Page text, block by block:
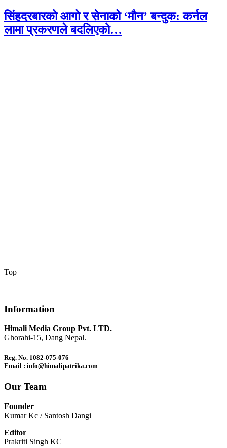
सिंहदरबारको आगो र सेनाको ‘मौन’ बन्दुक: कर्नल
लामा प्रकरणले बदलिएको…
Top
Information
Himali Media Group Pvt. LTD.
Ghorahi-15, Dang Nepal.
Reg. No. 1082-075-076
Email : info@himalipatrika.com
Our Team
Founder
Kumar Kc / Santosh Dangi
Editor
Prakriti Singh KC